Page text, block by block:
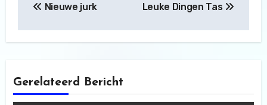
navigatie
Nieuwe jurk Leuke Dingen Tas
Gerelateerd Bericht